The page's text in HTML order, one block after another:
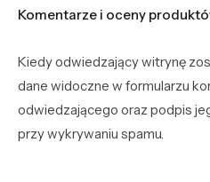
Komentarze i oceny
Kiedy odwiedzający witrynę
dane widoczne w formularzu
odwiedzającego oraz podpis
przy wykrywaniu spamu.